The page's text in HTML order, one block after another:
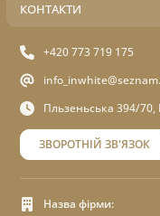
КОНТАКТИ
+420 773 719 175
Пльзеньська 394/70,
ЗВОРОТНІЙ ЗВ'ЯЗОК
Назва фірми: